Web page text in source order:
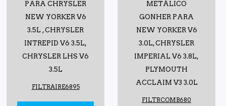
PARA CHRYSLER
NEW YORKER V6
3.5L , CHRYSLER
INTREPID V6 3.5L,
CHRYSLER LHS V6
3.5L
FILTRAIRE6895
METÁLICO
GONHER PARA
NEW YORKER V6
3.0L, CHRYSLER
IMPERIAL V6 3.8L,
PLYMOUTH
ACCLAIM V3 3.0L
FILTRCOMB680